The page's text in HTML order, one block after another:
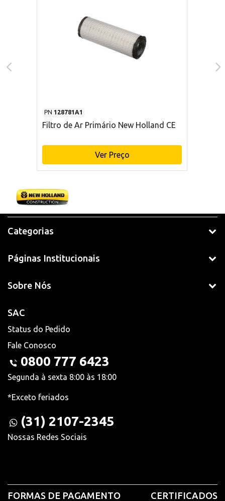
PN 128781A1
Filtro de Ar Primário New Holland CE
Ver Preço
Categorias
Páginas Institucionais
Sobre Nós
SAC
Status do Pedido
Fale Conosco
0800 777 6423
Segunda à sexta 8:00 às 18:00
*Exceto feriados
(31) 2107-2345
Nossas Redes Sociais
FORMAS DE PAGAMENTO CERTIFICADOS